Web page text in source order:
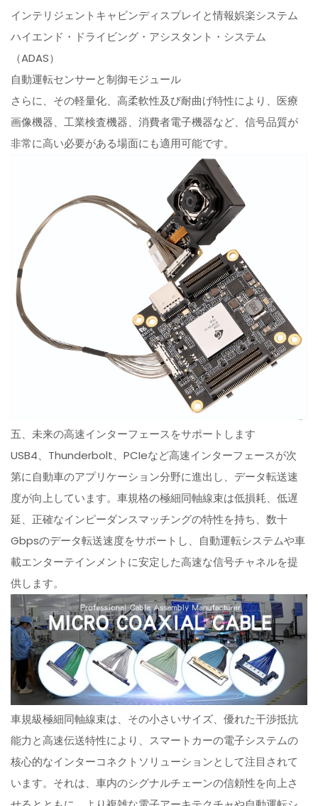
インテリジェントキャビンディスプレイと情報娯楽システム
ハイエンド・ドライビング・アシスタント・システム
（ADAS）
自動運転センサーと制御モジュール
さらに、その軽量化、高柔軟性及び耐曲げ特性により、医療
画像機器、工業検査機器、消費者電子機器など、信号品質が
非常に高い必要がある場面にも適用可能です。
五、未来の高速インターフェースをサポートします
USB4、Thunderbolt、PCIeなど高速インターフェースが次
第に自動車のアプリケーション分野に進出し、データ転送速
度が向上しています。車規格の極細同軸線束は低損耗、低遅
延、正確なインピーダンスマッチングの特性を持ち、数十
Gbpsのデータ転送速度をサポートし、自動運転システムや車
載エンターテインメントに安定した高速な信号チャネルを提
供します。
車規級極細同軸線束は、その小さいサイズ、優れた干渉抵抗
能力と高速伝送特性により、スマートカーの電子システムの
核心的なインターコネクトソリューションとして注目されて
います。それは、車内のシグナルチェーンの信頼性を向上さ